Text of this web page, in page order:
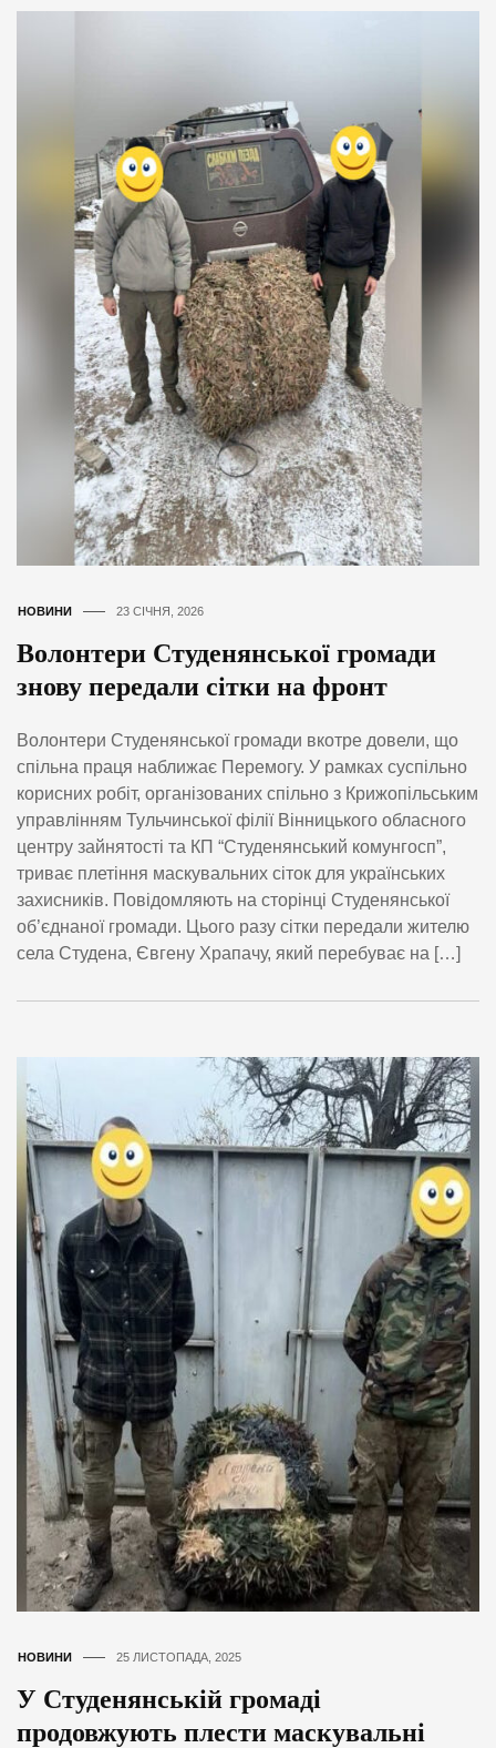
НОВИНИ 23 СІЧНЯ, 2026
Волонтери Студенянської громади
знову передали сітки на фронт
Волонтери Студенянської громади вкотре довели, що
спільна праця наближає Перемогу. У рамках суспільно
корисних робіт, організованих спільно з Крижопільським
управлінням Тульчинської філії Вінницького обласного
центру зайнятості та КП “Студенянський комунгосп”,
триває плетіння маскувальних сіток для українських
захисників. Повідомляють на сторінці Студенянської
об’єднаної громади. Цього разу сітки передали жителю
села Студена, Євгену Храпачу, який перебуває на […]
НОВИНИ 25 ЛИСТОПАДА, 2025
У Студенянській громаді
продовжують плести маскувальні